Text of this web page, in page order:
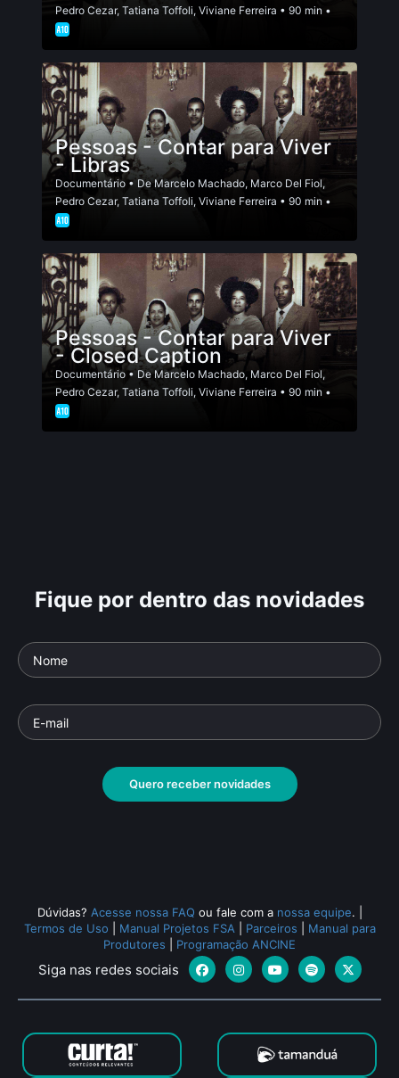
Pedro Cezar, Tatiana Toffoli, Viviane Ferreira • 90 min •
Pessoas - Contar para Viver
- Libras
Documentário • DeMarcelo Machado, Marco Del Fiol,
Pedro Cezar, Tatiana Toffoli, Viviane Ferreira • 90 min •
Pessoas - Contar para Viver
- Closed Caption
Documentário • DeMarcelo Machado, Marco Del Fiol,
Pedro Cezar, Tatiana Toffoli, Viviane Ferreira • 90 min •
Fique por dentro das novidades
Quero receber novidades
Dúvidas? Acesse nossa FAQ ou fale com a nossa equipe.
Termos de Uso
Manual Projetos FSA Parceiros
Manual para
Produtores
Programação ANCINE
Siga nas redes sociais